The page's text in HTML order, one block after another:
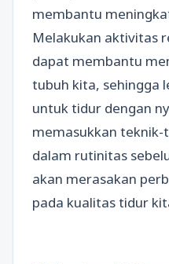
membantu
Melakukan aktivitas
dapat membantu
tubuh kita, sehingga
untuk tidur dengan
memasukkan teknik-
dalam rutinitas
akan merasakan
pada kualitas tidur